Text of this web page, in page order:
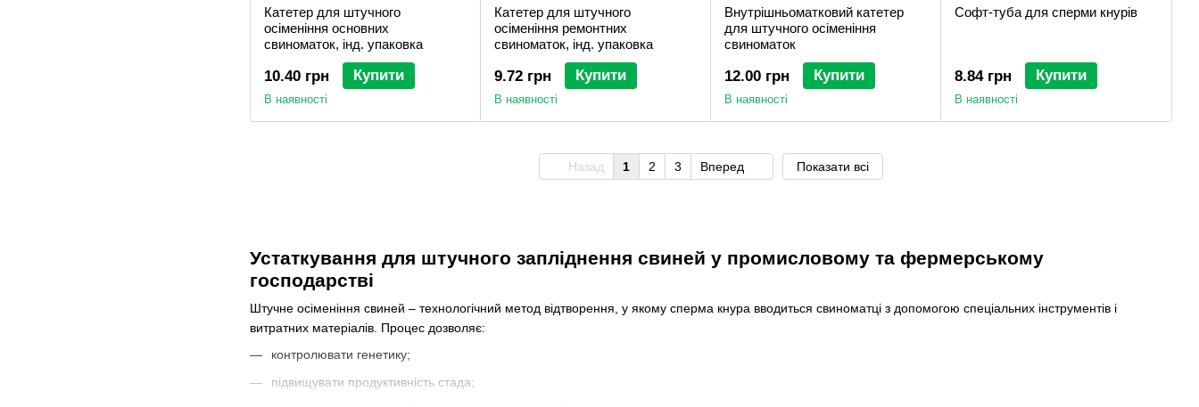
Устаткування для штучного запліднення свиней у промисловому та фермерському
господарстві
Штучне осіменіння свиней – технологічний метод відтворення, у якому сперма кнура вводиться свиноматці з допомогою спеціальних інструментів і
витратних матеріалів. Процес дозволяє:
контролювати генетику;
підвищувати продуктивність стада;
Катетер для штучного
осіменіння основних
свиноматок, інд. упаковка
10.40 грн Купити
В наявності
Катетер для штучного
осіменіння ремонтних
свиноматок, інд. упаковка
9.72 грн Купити
В наявності
Внутрішньоматковий катетер
для штучного осіменіння
свиноматок
12.00 грн Купити
В наявності
Софт-туба для сперми кнурів
8.84 грн Купити
В наявності
Назад 1 2 3 Вперед Показати всі